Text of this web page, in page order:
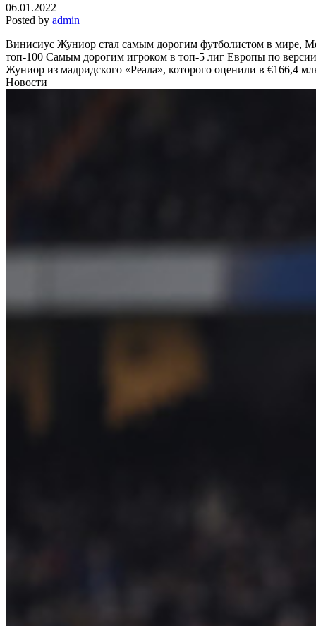
06.01.2022
Posted by admin
Винисиус Жуниор стал самым дорогим футболистом в мире,
топ-100 Самым дорогим игроком в топ-5 лиг Европы по
Жуниор из мадридского «Реала», которого оценили в €166,4
Новости